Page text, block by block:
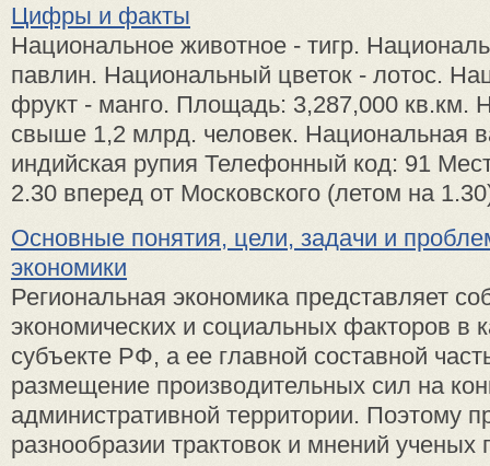
Цифры и факты
Национальное животное - тигр.
павлин. Национальный цветок - лотос.
фрукт - манго. Площадь: 3,287,000 кв.км.
свыше 1,2 млрд. человек. Национальная
индийская рупия Телефонный код: 91
2.30 вперед от Московского (летом на
Основные понятия, цели, задачи и
экономики
Региональная экономика представляет
экономических и социальных факторов в
субъекте РФ, а ее главной составной
размещение производительных сил на
административной территории. Поэтому
разнообразии трактовок и мнений ученых